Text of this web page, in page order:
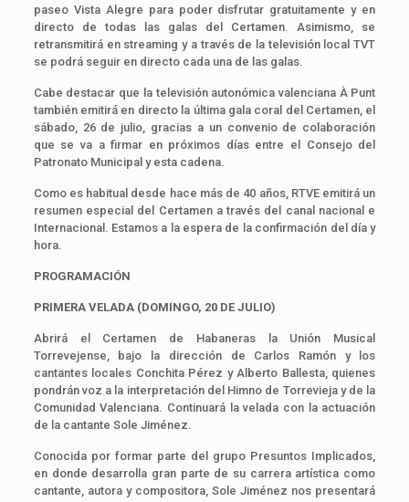
paseo Vista Alegre para poder disfrutar gratuitamente y en
directo de todas las galas del Certamen. Asimismo, se
retransmitirá en streaming y a través de la televisión local TVT
se podrá seguir en directo cada una de las galas.
Cabe destacar que la televisión autonómica valenciana À Punt
también emitirá en directo la última gala coral del Certamen, el
sábado, 26 de julio, gracias a un convenio de colaboración
que se va a firmar en próximos días entre el Consejo del
Patronato Municipal y esta cadena.
Como es habitual desde hace más de 40 años, RTVE emitirá un
resumen especial del Certamen a través del canal nacional e
Internacional. Estamos a la espera de la confirmación del día y
hora.
PROGRAMACIÓN
PRIMERA VELADA (DOMINGO, 20 DE JULIO)
Abrirá el Certamen de Habaneras la Unión Musical
Torrevejense, bajo la dirección de Carlos Ramón y los
cantantes locales Conchita Pérez y Alberto Ballesta, quienes
pondrán voz a la interpretación del Himno de Torrevieja y de la
Comunidad Valenciana. Continuará la velada con la actuación
de la cantante Sole Jiménez.
Conocida por formar parte del grupo Presuntos Implicados,
en donde desarrolla gran parte de su carrera artística como
cantante, autora y compositora, Sole Jiménez nos presentará